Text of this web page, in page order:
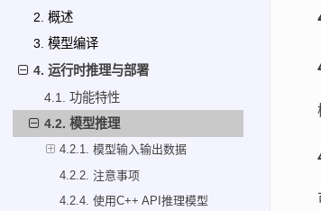
2. 概述
3. 模型编译
4. 运行时推理与部署
4.1. 功能特性
4.2. 模型推理
4.2.1. 模型输入输出数据
4.2.2. 注意事项
4.2.4. 使用C++ API推理模型